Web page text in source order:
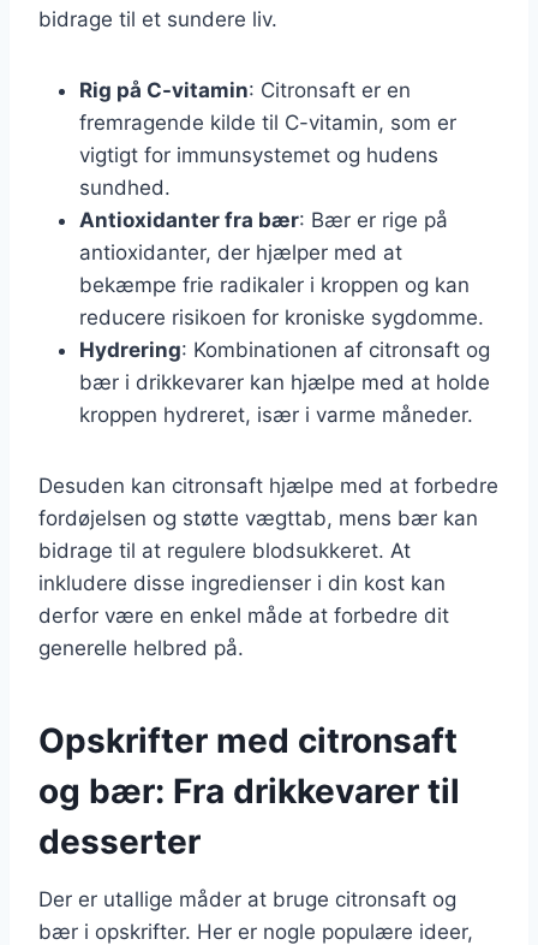
bidrage til et sundere liv.
Rig på C-vitamin: Citronsaft er en
fremragende kilde til C-vitamin, som er
vigtigt for immunsystemet og hudens
sundhed.
Antioxidanter fra bær: Bær er rige på
antioxidanter, der hjælper med at
bekæmpe frie radikaler i kroppen og kan
reducere risikoen for kroniske sygdomme.
Hydrering: Kombinationen af citronsaft og
bær i drikkevarer kan hjælpe med at holde
kroppen hydreret, især i varme måneder.
Desuden kan citronsaft hjælpe med at forbedre
fordøjelsen og støtte vægttab, mens bær kan
bidrage til at regulere blodsukkeret. At
inkludere disse ingredienser i din kost kan
derfor være en enkel måde at forbedre dit
generelle helbred på.
Opskrifter med citronsaft
og bær: Fra drikkevarer til
desserter
Der er utallige måder at bruge citronsaft og
bær i opskrifter. Her er nogle populære ideer,